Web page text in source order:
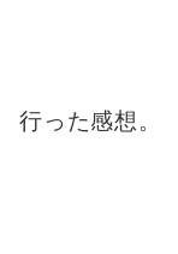
行った感想。